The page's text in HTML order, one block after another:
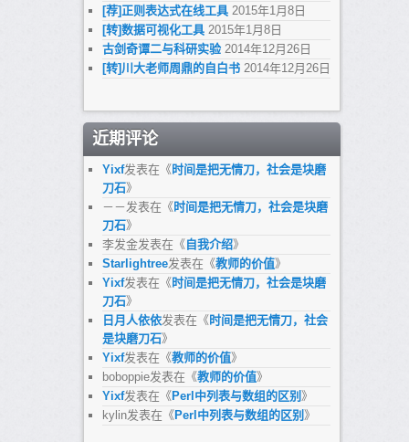
[荐]正则表达式在线工具 2015年1月8日
[转]数据可视化工具 2015年1月8日
古剑奇谭二与科研实验 2014年12月26日
[转]川大老师周鼎的自白书 2014年12月26日
近期评论
Yixf发表在《时间是把无情刀，社会是块磨
刀石》
－－发表在《时间是把无情刀，社会是块磨
刀石》
李发金发表在《自我介绍》
Starlightree发表在《教师的价值》
Yixf发表在《时间是把无情刀，社会是块磨
刀石》
日月人依依发表在《时间是把无情刀，社会
是块磨刀石》
Yixf发表在《教师的价值》
boboppie发表在《教师的价值》
Yixf发表在《Perl中列表与数组的区别 》
kylin发表在《Perl中列表与数组的区别 》